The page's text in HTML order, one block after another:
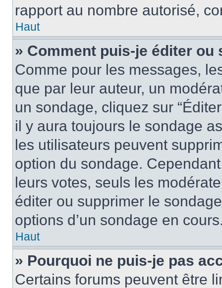
rapport au nombre autorisé,
Haut
» Comment puis-je éditer ou
Comme pour les messages,
que par leur auteur, un
un sondage, cliquez sur
il y aura toujours le sondage
les utilisateurs peuvent
option du sondage.
leurs votes, seuls les
éditer ou supprimer le
options d’un sondage en
Haut
» Pourquoi ne puis-je pas
Certains forums peuvent être